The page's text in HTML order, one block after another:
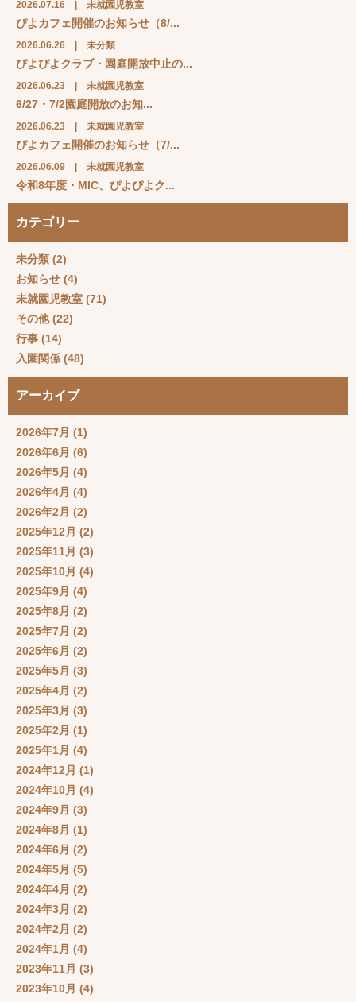
2026.07.16 未就園児教室
ぴよカフェ開催のお知らせ（8/...
2026.06.26 未分類
ぴよぴよクラブ・園庭開放中止の...
2026.06.23 未就園児教室
6/27・7/2園庭開放のお知...
2026.06.23 未就園児教室
ぴよカフェ開催のお知らせ（7/...
2026.06.09 未就園児教室
令和8年度・MIC、ぴよぴよク...
カテゴリー
未分類 (2)
お知らせ (4)
未就園児教室 (71)
その他(22)
行事 (14)
入園関係 (48)
アーカイブ
2026年7月 (1)
2026年6月 (6)
2026年5月 (4)
2026年4月 (4)
2026年2月 (2)
2025年12月 (2)
2025年11月 (3)
2025年10月 (4)
2025年9月 (4)
2025年8月 (2)
2025年7月 (2)
2025年6月 (2)
2025年5月 (3)
2025年4月 (2)
2025年3月 (3)
2025年2月 (1)
2025年1月 (4)
2024年12月 (1)
2024年10月 (4)
2024年9月 (3)
2024年8月 (1)
2024年6月 (2)
2024年5月 (5)
2024年4月 (2)
2024年3月 (2)
2024年2月 (2)
2024年1月 (4)
2023年11月 (3)
2023年10月 (4)